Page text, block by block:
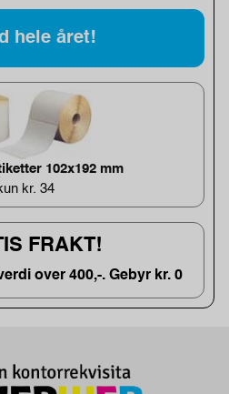
hele året!
102x192 mm
kr. 34
FRAKT!
over 400,-. Gebyr kr. 0